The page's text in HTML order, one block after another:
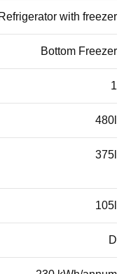
Refrigerator with freezer
Bottom Freezer
1
480l
375l
105l
D